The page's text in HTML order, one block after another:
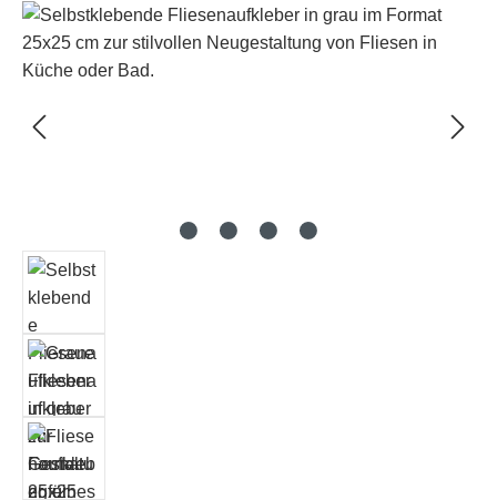
Bildergalerie überspringen